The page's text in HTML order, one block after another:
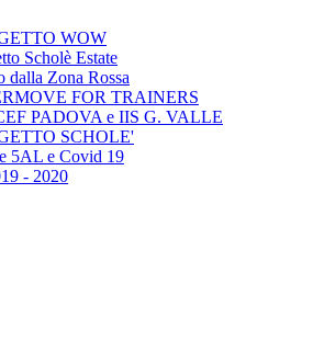
WOW
Scholè Estate
dalla Zona Rossa
FOR TRAINERS
PADOVA e IIS G. VALLE
SCHOLE'
5AL e Covid 19
- 2020